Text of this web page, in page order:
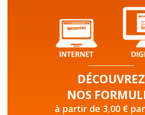
DÉCOUVREZ
NOS
à partir de 3,00 €